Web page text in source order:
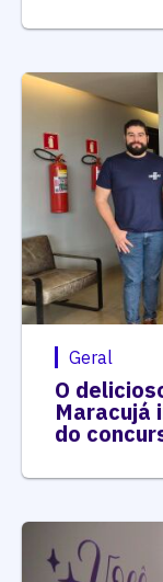
Geral
O
Maracujá
do